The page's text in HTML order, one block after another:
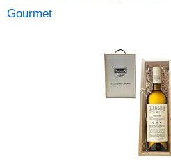
Gourmet